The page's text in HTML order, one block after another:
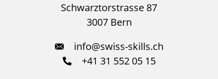
Schwarztorstrasse 87
3007 Bern
info@swiss-skills.ch
+41 31 552 05 15